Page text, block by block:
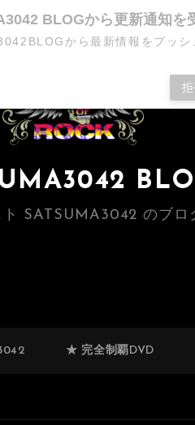
ト SATSUMA3042 のブロ
★ 完全制覇DVD
BLOGから更新通知を
から最新情報をプッシ